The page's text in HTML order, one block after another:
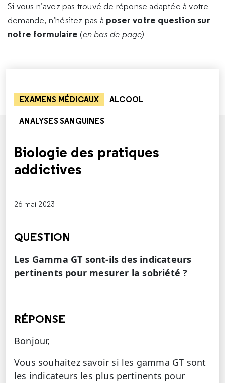
Si vous n’avez pas trouvé de réponse adaptée à votre
demande, n’hésitez pas à poser votre question sur
notre formulaire (en bas de page)
EXAMENS MÉDICAUX ALCOOL
ANALYSES SANGUINES
Biologie des pratiques
addictives
26 mai 2023
QUESTION
Les Gamma GT sont-ils des indicateurs
pertinents pour mesurer la sobriété ?
RÉPONSE
Bonjour,
Vous souhaitez savoir si les gamma GT sont
les indicateurs les plus pertinents pour